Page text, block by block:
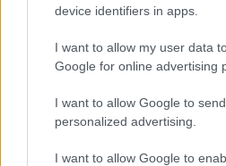
device identifiers in apps.
I want to allow my user data
Google for online advertising
I want to allow Google to
personalized advertising.
I want to allow Google to